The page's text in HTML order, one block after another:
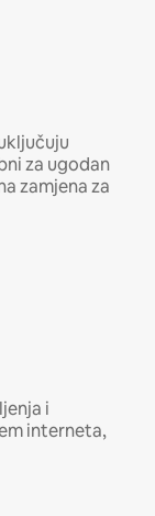
za ugodan
zamjena za
i
interneta,